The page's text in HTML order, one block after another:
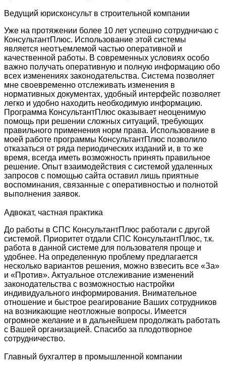
Ведущий юрисконсульт в строительной компании
Уже на протяжении более 10 лет успешно сотрудничаю с
КонсультантПлюс. Использование этой системы
является неотъемлемой частью оперативной и
качественной работы. В современных условиях особо
важно получать оперативную и полную информацию обо
всех изменениях законодательства. Система позволяет
мне своевременно отслеживать изменения в
нормативных документах, удобный интерфейс позволяет
легко и удобно находить необходимую информацию.
Программа КонсультантПлюс оказывает неоценимую
помощь при решении сложных ситуаций, требующих
правильного применения норм права. Использование в
моей работе программы КонсультантПлюс позволило
отказаться от ряда периодических изданий и, в то же
время, всегда иметь возможность принять правильное
решение. Опыт взаимодействия с системой удаленных
запросов с помощью сайта оставил лишь приятные
воспоминания, связанные с оперативностью и полнотой
выполнения заявок.
Адвокат, частная практика
До работы в СПС КонсультантПлюс работали с другой
системой. Приоритет отдали СПС КонсультантПлюс, т.к.
работа в данной системе для пользователя проще и
удобнее. На определенную проблему предлагается
несколько вариантов решения, можно взвесить все «За»
и «Против». Актуальное отслеживание изменений
законодательства с возможностью настройки
индивидуального информирования. Внимательное
отношение и быстрое реагирование Ваших сотрудников
на возникающие неотложные вопросы. Имеется
огромное желание и в дальнейшем продолжать работать
с Вашей организацией. Спасибо за плодотворное
сотрудничество.
Главный бухгалтер в промышленной компании